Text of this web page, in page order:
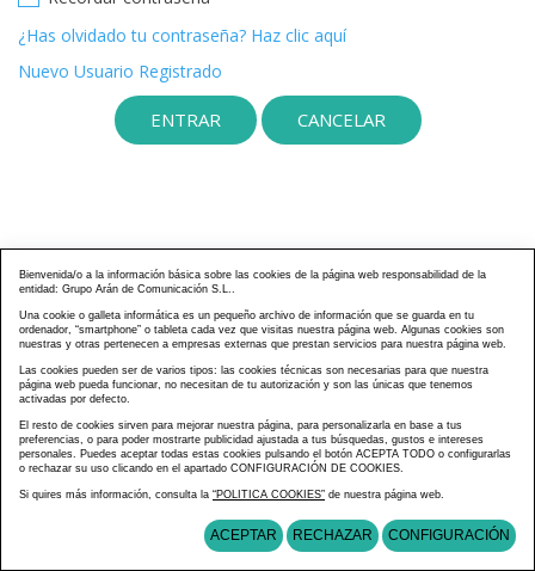
¿Has olvidado tu contraseña? Haz clic aquí
Nuevo Usuario Registrado
Bienvenida/o a la información básica sobre las cookies de la página web responsabilidad de la
entidad: Grupo Arán de Comunicación S.L..
Una cookie o galleta informática es un pequeño archivo de información que se guarda en tu
ordenador, “smartphone” o tableta cada vez que visitas nuestra página web. Algunas cookies son
nuestras y otras pertenecen a empresas externas que prestan servicios para nuestra página web.
Las cookies pueden ser de varios tipos: las cookies técnicas son necesarias para que nuestra
página web pueda funcionar, no necesitan de tu autorización y son las únicas que tenemos
activadas por defecto.
El resto de cookies sirven para mejorar nuestra página, para personalizarla en base a tus
preferencias, o para poder mostrarte publicidad ajustada a tus búsquedas, gustos e intereses
personales. Puedes aceptar todas estas cookies pulsando el botón ACEPTA TODO o configurarlas
o rechazar su uso clicando en el apartado CONFIGURACIÓN DE COOKIES.
Si quires más información, consulta la “POLITICA COOKIES” de nuestra página web.
ACEPTAR RECHAZAR CONFIGURACIÓN